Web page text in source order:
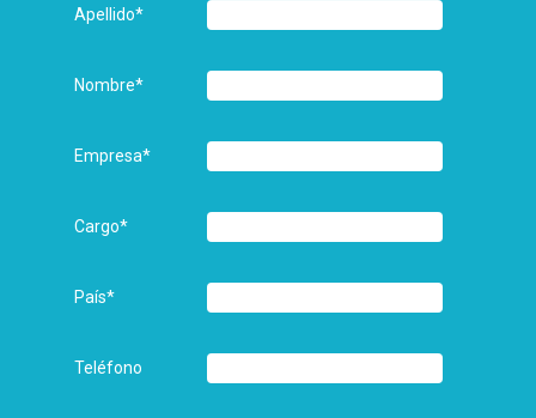
Apellido*
Nombre*
Empresa*
Cargo*
País*
Teléfono